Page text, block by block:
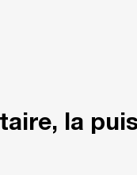
la